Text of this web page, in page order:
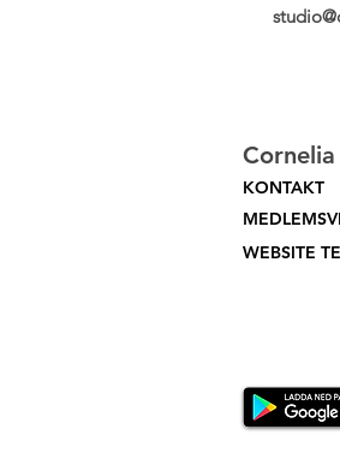
KONTAKT
WEBSITE